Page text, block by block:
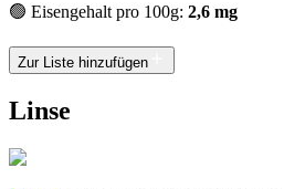
🟢 Eisengehalt pro 100g: 2,6 mg
Zur Liste hinzufügen
Linse